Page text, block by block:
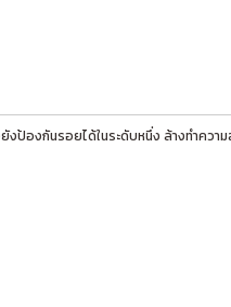
ป้องกันรอยได้ในระดับหนึ่ง ล้างทำควา